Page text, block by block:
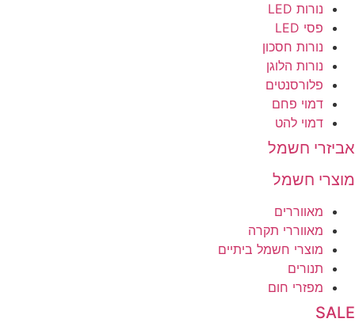
נורות LED
פסי LED
נורות חסכון
נורות הלוגן
פלורסנטים
דמוי פחם
דמוי להט
אביזרי חשמל
מוצרי חשמל
מאווררים
מאווררי תקרה
מוצרי חשמל ביתיים
תנורים
מפזרי חום
SALE